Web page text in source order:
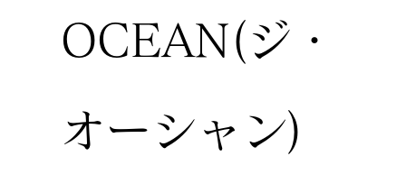
OCEAN(ジ・
オーシャン)